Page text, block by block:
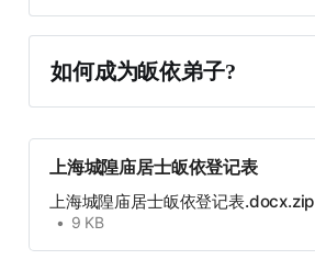
shchmcagdh@163.com
如何成为皈依弟子?
shchmdg@sina.com
上海城隍庙居士皈依登记表
上海城隍庙居士皈依登记表.docx.zip
9 KB